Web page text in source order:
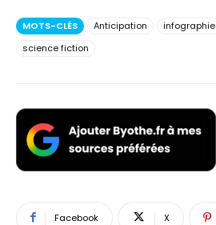
MOTS-CLÉS Anticipation infographie
science fiction
Facebook X